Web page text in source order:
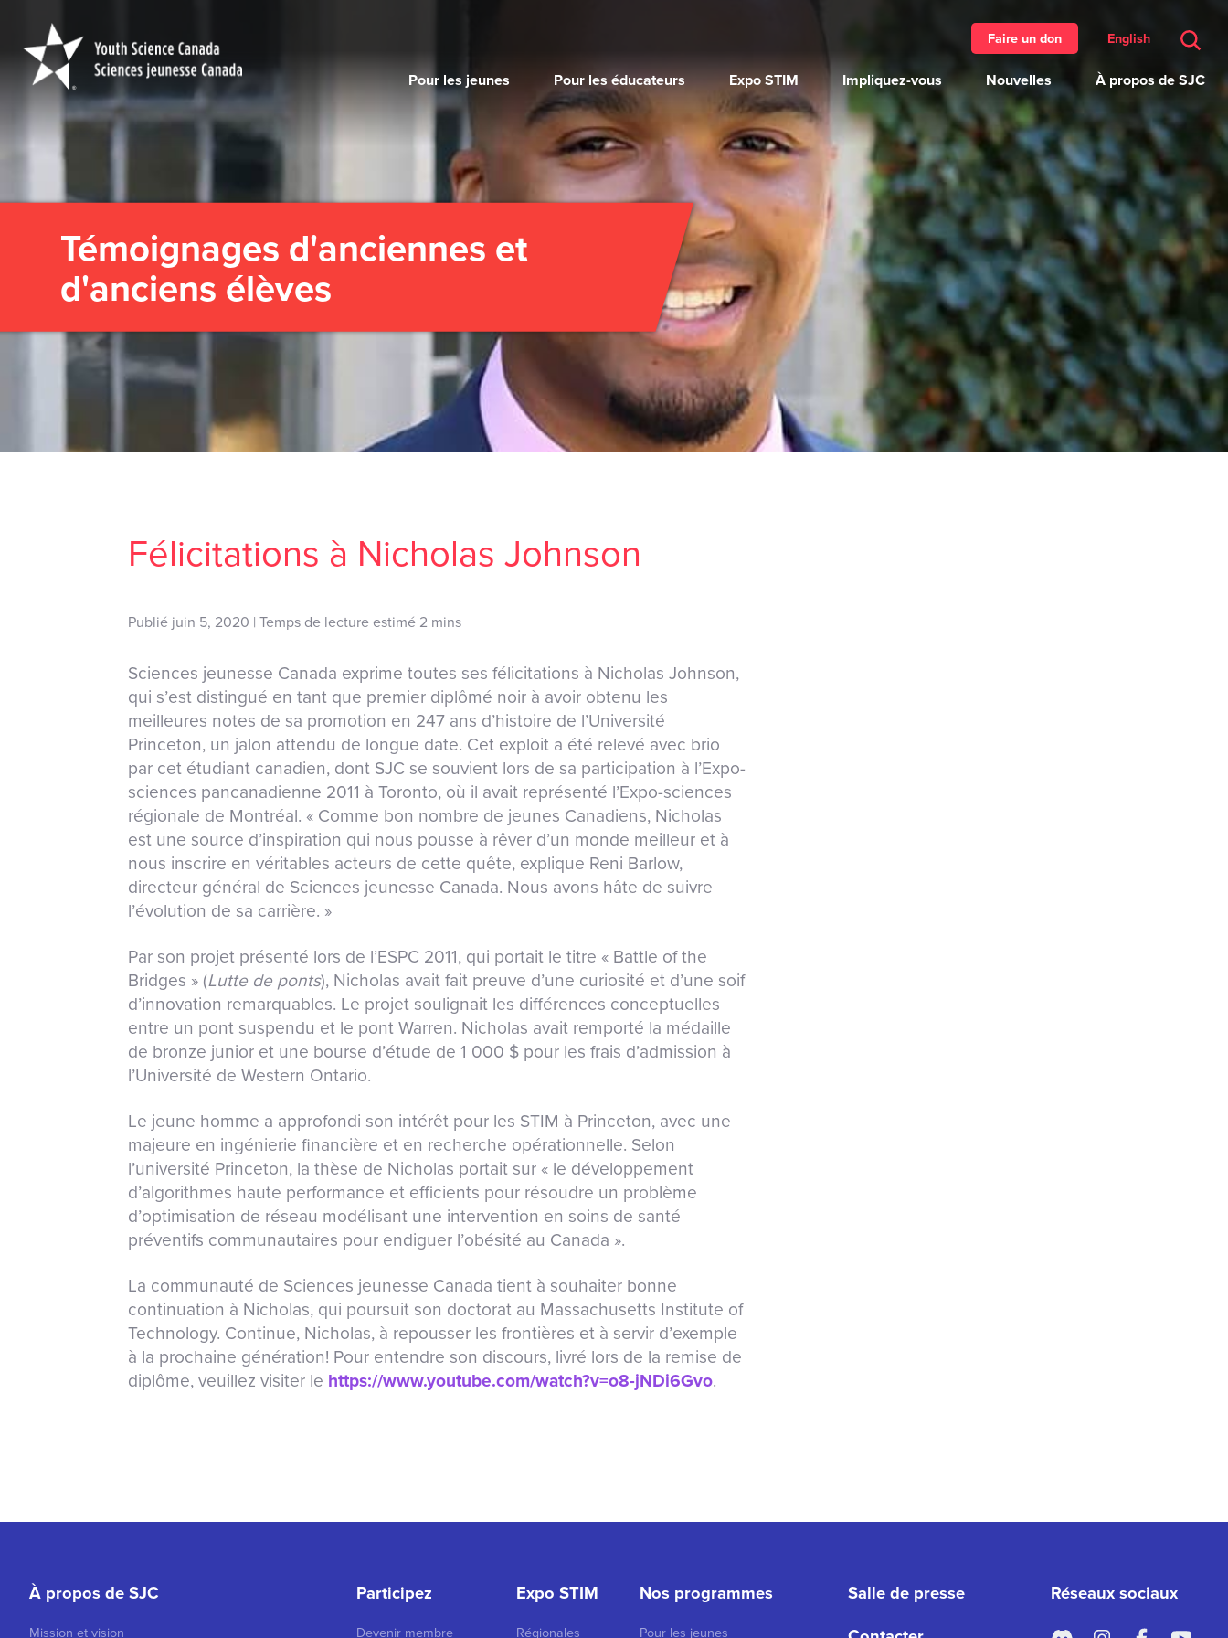
Youth
Science
Canada
Faire un don English
Pour les jeunes Pour les éducateurs Expo STIM Impliquez-vous Nouvelles À propos de SJC
Témoignages d'anciennes et
d'anciens élèves
Félicitations à Nicholas Johnson
Publié juin 5, 2020 | Temps de lecture estimé 2 mins
Sciences jeunesse Canada exprime toutes ses félicitations à Nicholas Johnson,
qui s’est distingué en tant que premier diplômé noir à avoir obtenu les
meilleures notes de sa promotion en 247 ans d’histoire de l’Université
Princeton, un jalon attendu de longue date. Cet exploit a été relevé avec brio
par cet étudiant canadien, dont SJC se souvient lors de sa participation à l’Expo-
sciences pancanadienne 2011 à Toronto, où il avait représenté l’Expo-sciences
régionale de Montréal. « Comme bon nombre de jeunes Canadiens, Nicholas
est une source d’inspiration qui nous pousse à rêver d’un monde meilleur et à
nous inscrire en véritables acteurs de cette quête, explique Reni Barlow,
directeur général de Sciences jeunesse Canada. Nous avons hâte de suivre
l’évolution de sa carrière. »
Par son projet présenté lors de l’ESPC 2011, qui portait le titre « Battle of the
Bridges » (Lutte de ponts), Nicholas avait fait preuve d’une curiosité et d’une soif
d’innovation remarquables. Le projet soulignait les différences conceptuelles
entre un pont suspendu et le pont Warren. Nicholas avait remporté la médaille
de bronze junior et une bourse d’étude de 1 000 $ pour les frais d’admission à
l’Université de Western Ontario.
Le jeune homme a approfondi son intérêt pour les STIM à Princeton, avec une
majeure en ingénierie financière et en recherche opérationnelle. Selon
l’université Princeton, la thèse de Nicholas portait sur « le développement
d’algorithmes haute performance et efficients pour résoudre un problème
d’optimisation de réseau modélisant une intervention en soins de santé
préventifs communautaires pour endiguer l’obésité au Canada ».
La communauté de Sciences jeunesse Canada tient à souhaiter bonne
continuation à Nicholas, qui poursuit son doctorat au Massachusetts Institute of
Technology. Continue, Nicholas, à repousser les frontières et à servir d’exemple
à la prochaine génération! Pour entendre son discours, livré lors de la remise de
diplôme, veuillez visiter le https://www.youtube.com/watch?v=o8-jNDi6Gvo.
À propos de SJC
Mission et vision
Participez
Devenir membre
Expo STIM
Régionales
Nos programmes
Pour les jeunes
Salle de presse Réseaux sociaux